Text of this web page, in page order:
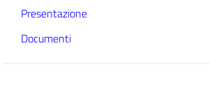
Presentazione
Documenti